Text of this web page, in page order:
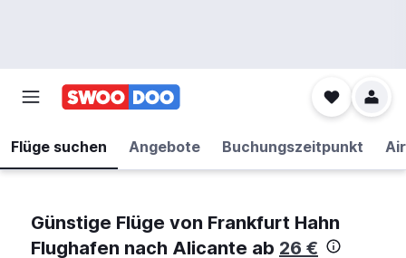
Flüge suchen Angebote Buchungszeitpunkt
Günstige Flüge von Frankfurt Hahn
Flughafen nach Alicante ab 26 €